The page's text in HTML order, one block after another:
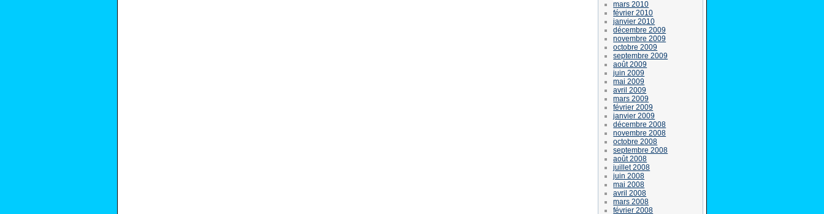
mars 2010
février 2010
janvier 2010
décembre 2009
novembre 2009
octobre 2009
septembre 2009
août 2009
juin 2009
mai 2009
avril 2009
mars 2009
février 2009
janvier 2009
décembre 2008
novembre 2008
octobre 2008
septembre 2008
août 2008
juillet 2008
juin 2008
mai 2008
avril 2008
mars 2008
février 2008